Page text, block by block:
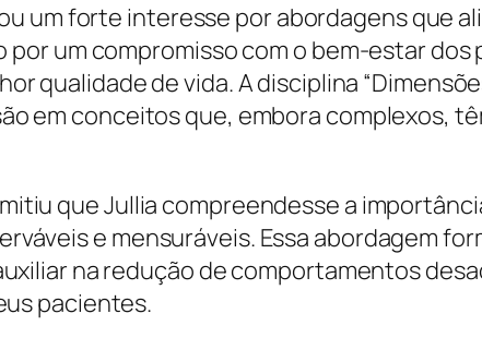
um forte interesse por abordagens que
um compromisso com o bem-estar
qualidade de vida. A disciplina
em conceitos que, embora complexos,
que Jullia compreendesse a
e mensuráveis. Essa abordagem
na redução de comportamentos
pacientes.